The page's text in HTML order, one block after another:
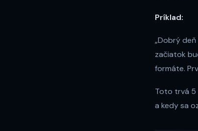
Príklad:
„Dobrý
začiatok
formáte.
Toto trvá 5
a kedy sa